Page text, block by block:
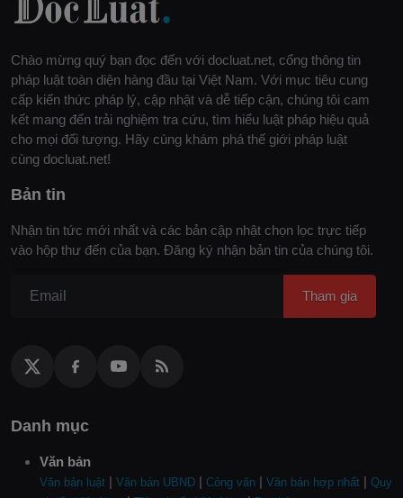
Chào mừng quý bạn đọc đến với docluat.net, cổng thông tin
pháp luật toàn diện hàng đầu tại Việt Nam. Với mục tiêu cung
cấp kiến thức pháp lý, cập nhật và dễ tiếp cận, chúng tôi cam
kết mang đến trải nghiệm tra cứu, tìm hiểu luật pháp hiệu quả
cho mọi đối tượng. Hãy cùng khám phá thế giới pháp luật
cùng docluat.net!
Bản tin
Nhận tin tức mới nhất và các bản cập nhật chọn lọc trực tiếp
vào hộp thư đến của bạn. Đăng ký nhận bản tin của chúng tôi.
Tham gia
Danh mục
Văn bản
Văn bản luật | Văn bản UBND | Công văn | Văn bản hợp nhất | Quy